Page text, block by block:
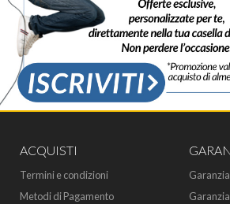
ACQUISTI
Termini e condizioni
Metodi di Pagamento